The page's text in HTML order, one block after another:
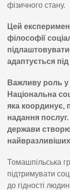
фізичного стану.
Цей
філософії
адаптується під
Важливу роль у
Національна
яка координує,
надання
держави
Томашпільська
підтримувати
до гідності